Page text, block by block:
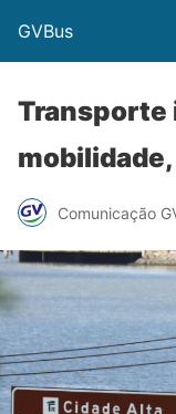
GVBus
Transporte
Comunicação